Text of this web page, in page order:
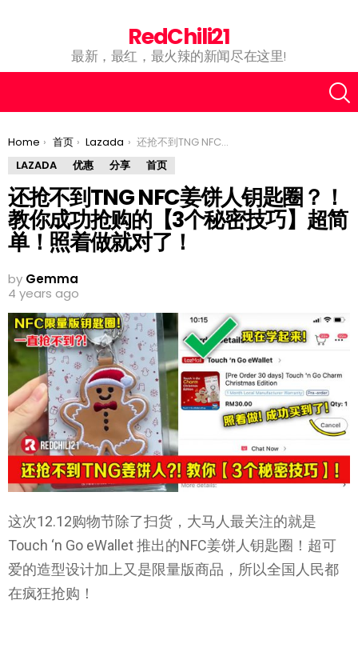
RedChili21
最新，最红，最火辣的新闻尽在这里!
You are here:
Home 首页 Lazada
还抢不到TNG NFC姜饼人钥匙圈？！教你成功抢购的【3个秘密技巧】超简单！照着做就对了！
LAZADA
优惠 分享 首页
还抢不到TNG NFC姜饼人钥匙圈？！
教你成功抢购的【3个秘密技巧】超简
单！照着做就对了！
by Gemma
4 years ago
这次12.12购物节除了扫货，大马人最关注的就是
Touch ‘n Go eWallet 推出的NFC姜饼人钥匙圈！超可
爱的造型设计加上又是限量版商品，所以全国人民都
在疯狂抢购！